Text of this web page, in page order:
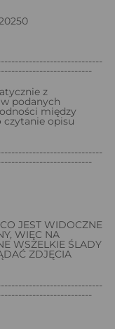
z
podanych
między
opisu
JEST WIDOCZNE
WIĘC NA
WSZELKIE ŚLADY
ZDJĘCIA